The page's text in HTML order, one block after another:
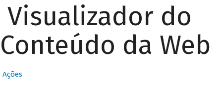
Visualizador do
Conteúdo da Web
Ações